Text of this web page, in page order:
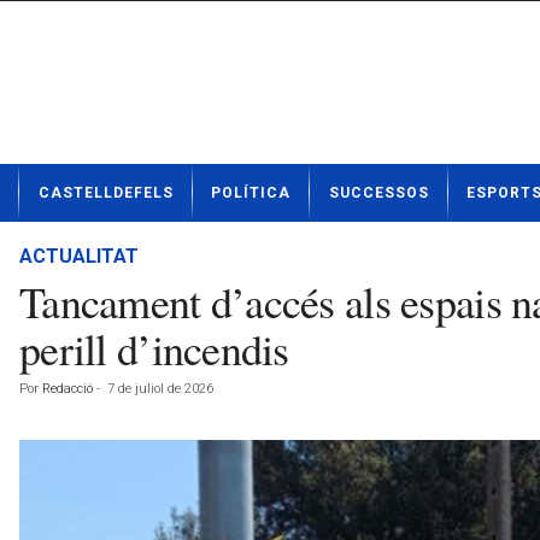
t
CASTELLDEFELS POLÍTICA SUCCESSOS ESPORTS
ACTUALITAT
Tancament d’accés als
perill d’incendis
Por Redacció - 7 de juliol de 2026